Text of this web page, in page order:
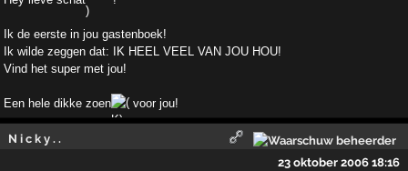
Ik de eerste in jou gastenboek!
Ik wilde zeggen dat: IK HEEL VEEL VAN JOU HOU!
Vind het super met jou!
Een hele dikke zoen voor jou!
N i c k y . .
23 oktober 2006 18:16